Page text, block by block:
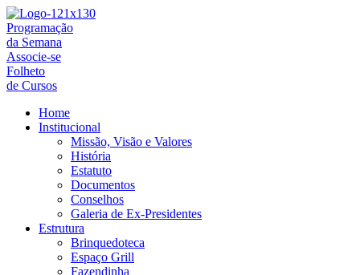
Ir
para
o
conteúdo
Programação
da Semana
Associe-se
Folheto
de Cursos
Home
Institucional
Missão, Visão e Valores
História
Estatuto
Documentos
Conselhos
Galeria de Ex-Presidentes
Estrutura
Brinquedoteca
Espaço Grill
Fazendinha